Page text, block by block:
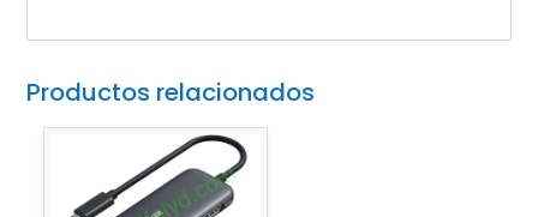
Productos relacionados